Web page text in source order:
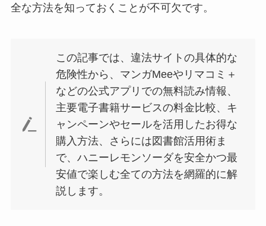
全な方法を知っておくことが不可欠です。
この記事では、違法サイトの具体的な
危険性から、マンガMeeやリマコミ＋
などの公式アプリでの無料読み情報、
主要電子書籍サービスの料金比較、キ
ャンペーンやセールを活用したお得な
購入方法、さらには図書館活用術ま
で、ハニーレモンソーダを安全かつ最
安値で楽しむ全ての方法を網羅的に解
説します。